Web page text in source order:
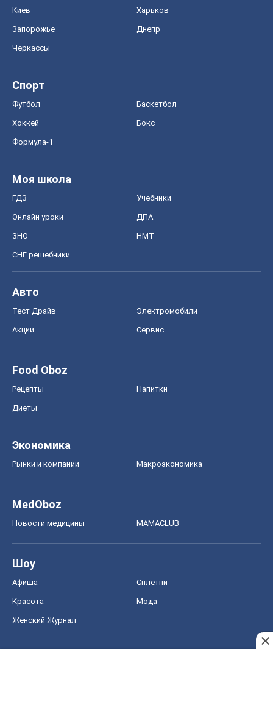
Киев Харьков
Запорожье Днепр
Черкассы
Спорт
Футбол Баскетбол
Хоккей Бокс
Формула-1
Моя школа
ГДЗ Учебники
Онлайн уроки ДПА
ЗНО НМТ
СНГ решебники
Авто
Тест Драйв Электромобили
Акции Сервис
Food Oboz
Рецепты Напитки
Диеты
Экономика
Рынки и компании Mакроэкономика
MedOboz
Новости медицины MAMACLUB
Шоу
Афиша Сплетни
Красота Мода
Женский Журнал